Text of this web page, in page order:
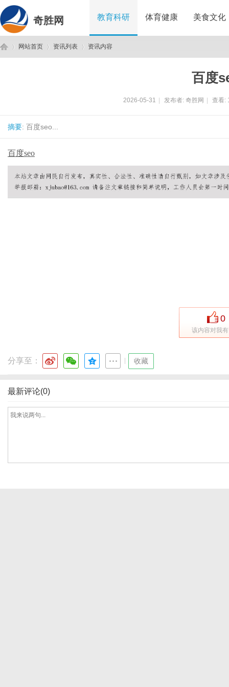
奇胜网 教育科研 体育健康 美食文化
网站首页 资讯列表 资讯内容
百度
2026-05-31 发布者: 奇胜网 查看:
摘要: 百度seo...
百度seo
0
该内容对我
分享至： 收藏
最新评论(0)